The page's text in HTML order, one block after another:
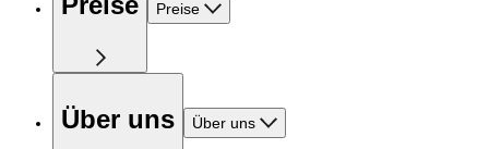
Preise
Über uns Über uns